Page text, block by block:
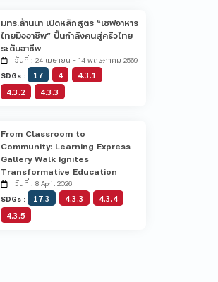
มทร.ล้านนา เปิดหลักสูตร “เชฟอาหาร
ไทยมืออาชีพ” ปั้นกำลังคนสู่ครัวไทย
ระดับอาชีพ
วันที่ : 24 เมษายน - 14 พฤษภาคม 2569
SDGs :
17 4
4.3.1
4.3.2
4.3.3
From Classroom to
Community: Learning Express
Gallery Walk Ignites
Transformative Education
วันที่ : 8 April 2026
SDGs :
17.3 4.3.3
4.3.4
4.3.5